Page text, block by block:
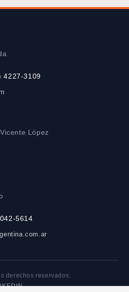
4227-3109
López
5614
derechos reservados.